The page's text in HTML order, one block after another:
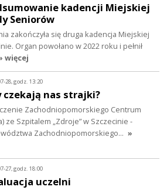
kadencji Miejskiej
Seniorów
zakończyła się druga kadencja Miejskiej
Organ powołano w 2022 roku i pełnił
więcej
28, godz. 13:20
czekają nas strajki?
Zachodniopomorskiego Centrum
ze Szpitalem „Zdroje” w Szczecinie -
Zachodniopomorskiego… »
27, godz. 18:00
uczelni